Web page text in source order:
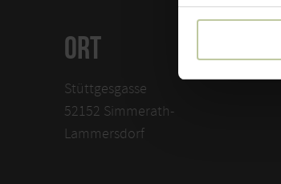
ORT
Stüttgesgasse
52152 Simmerath-
Lammersdorf